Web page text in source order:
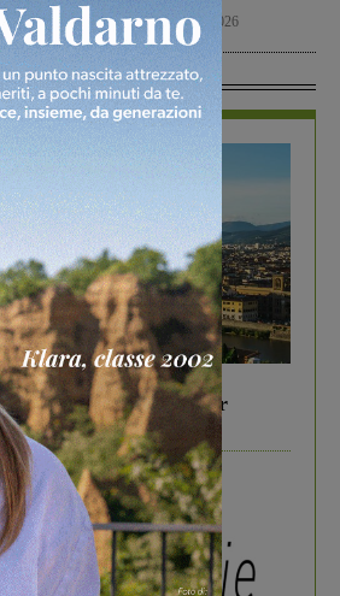
Politica 8 Agosto 2026
Firenze: 5 idee per far